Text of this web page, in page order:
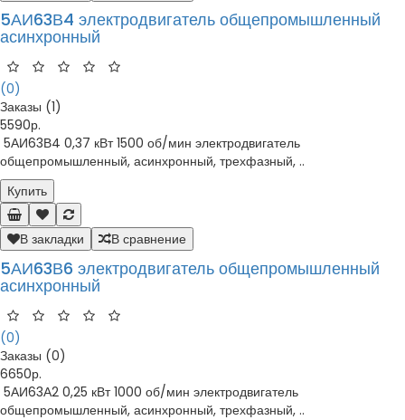
5АИ63В4 электродвигатель общепромышленный
асинхронный
(0)
Заказы (1)
5590р.
5АИ63В4 0,37 кВт 1500 об/мин электродвигатель
общепромышленный, асинхронный, трехфазный, ..
Купить
В закладки В сравнение
5АИ63В6 электродвигатель общепромышленный
асинхронный
(0)
Заказы (0)
6650р.
5АИ63А2 0,25 кВт 1000 об/мин электродвигатель
общепромышленный, асинхронный, трехфазный, ..